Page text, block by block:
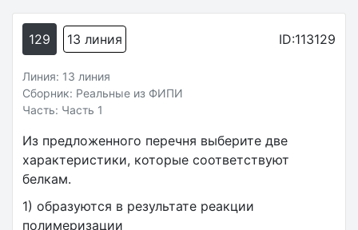
129 13 линия ID:113129
Линия: 13 линия
Сборник: Реальные из ФИПИ
Часть: Часть 1
Из предложенного перечня выберите две
характеристики, которые соответствуют
белкам.
1) образуются в результате реакции
полимеризации